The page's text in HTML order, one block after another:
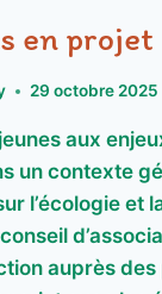
en projet
29 octobre 2025
aux
un contexte
l’écologie et
auprès des